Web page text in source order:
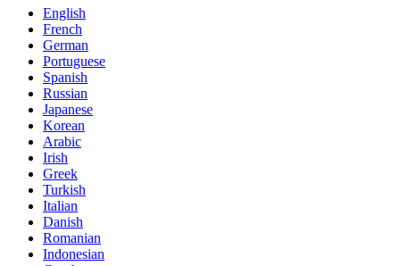
English
French
German
Portuguese
Spanish
Russian
Japanese
Korean
Arabic
Irish
Greek
Turkish
Italian
Danish
Romanian
Indonesian